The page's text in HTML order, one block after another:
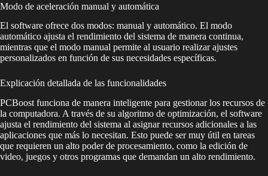
Modo de aceleración manual y automática
El software ofrece dos modos: manual y automático. El modo
automático ajusta el rendimiento del sistema de manera continua,
mientras que el modo manual permite al usuario realizar ajustes
personalizados en función de sus necesidades específicas.
Explicación detallada de las funcionalidades
PCBoost funciona de manera inteligente para gestionar los recursos de
la computadora. A través de su algoritmo de optimización, el software
ajusta el rendimiento del sistema al asignar recursos adicionales a las
aplicaciones que más lo necesitan. Esto puede ser muy útil en tareas
que requieren un alto poder de procesamiento, como la edición de
video, juegos y otros programas que demandan un alto rendimiento.